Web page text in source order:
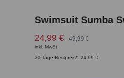
Swimsuit Sumba
24,99 € 49,99 €
inkl. MwSt.
30-Tage-Bestpreis*: 24,99 €